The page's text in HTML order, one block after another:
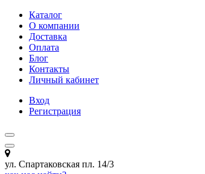
Каталог
О компании
Доставка
Оплата
Блог
Контакты
Личный кабинет
Вход
Регистрация
ул. Спартаковская пл. 14/3